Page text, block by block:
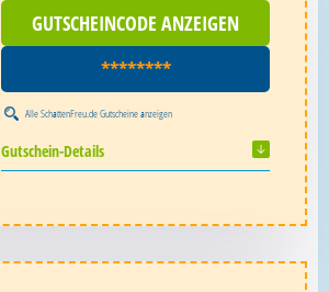
GUTSCHEINCODE ANZEIGEN
********
AlleSchattenFreu.de Gutscheineanzeigen
Gutschein-Details